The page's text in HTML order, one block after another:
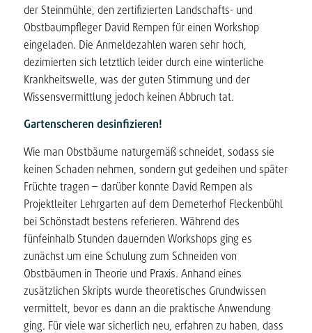
der Steinmühle, den zertifizierten Landschafts- und
Obstbaumpfleger David Rempen für einen Workshop
eingeladen. Die Anmeldezahlen waren sehr hoch,
dezimierten sich letztlich leider durch eine winterliche
Krankheitswelle, was der guten Stimmung und der
Wissensvermittlung jedoch keinen Abbruch tat.
Gartenscheren desinfizieren!
Wie man Obstbäume naturgemäß schneidet, sodass sie
keinen Schaden nehmen, sondern gut gedeihen und später
Früchte tragen – darüber konnte David Rempen als
Projektleiter Lehrgarten auf dem Demeterhof Fleckenbühl
bei Schönstadt bestens referieren. Während des
fünfeinhalb Stunden dauernden Workshops ging es
zunächst um eine Schulung zum Schneiden von
Obstbäumen in Theorie und Praxis. Anhand eines
zusätzlichen Skripts wurde theoretisches Grundwissen
vermittelt, bevor es dann an die praktische Anwendung
ging. Für viele war sicherlich neu, erfahren zu haben, dass